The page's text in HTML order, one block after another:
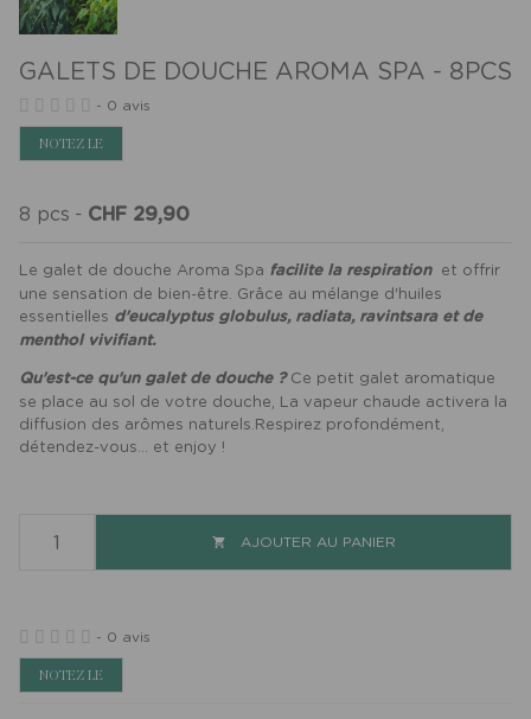
GALETS DE DOUCHE AROMA SPA - 8PCS
- 0 avis
NOTEZ LE
8 pcs - CHF 29,90
Le galet de douche Aroma Spa facilite la respiration et offrir
une sensation de bien-être. Grâce au mélange d'huiles
essentielles d'eucalyptus globulus, radiata, ravintsara et de
menthol vivifiant.
Qu'est-ce qu'un galet de douche ?Ce petit galet aromatique
se place au sol de votre douche, La vapeur chaude activera la
diffusion des arômes naturels.Respirez profondément,
détendez-vous… et enjoy !
 AJOUTER AU PANIER
- 0 avis
NOTEZ LE